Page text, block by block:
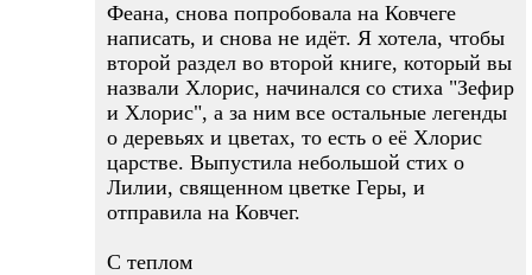
Феана, снова попробовала на Ковчеге
написать, и снова не идёт. Я хотела, чтобы
второй раздел во второй книге, который вы
назвали Хлорис, начинался со стиха "Зефир
и Хлорис", а за ним все остальные легенды
о деревьях и цветах, то есть о её Хлорис
царстве. Выпустила небольшой стих о
Лилии, священном цветке Геры, и
отправила на Ковчег.
С теплом